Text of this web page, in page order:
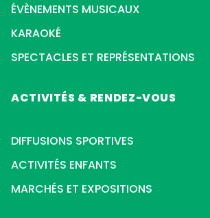
ÉVÈNEMENTS MUSICAUX
KARAOKÉ
SPECTACLES ET REPRÉSENTATIONS
ACTIVITÉS & RENDEZ-VOUS
DIFFUSIONS SPORTIVES
ACTIVITÉS ENFANTS
MARCHÉS ET EXPOSITIONS